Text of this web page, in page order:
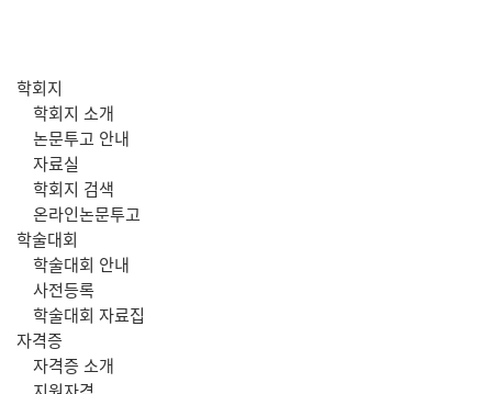
학회지
학회지 소개
논문투고 안내
자료실
학회지 검색
온라인논문투고
학술대회
학술대회 안내
사전등록
학술대회 자료집
자격증
자격증 소개